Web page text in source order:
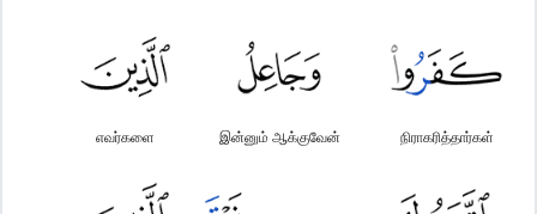
நிராகரித்தார்கள்
இன்னும் ஆக்குவேன்
எவர்களை